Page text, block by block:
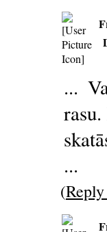
...
...
(